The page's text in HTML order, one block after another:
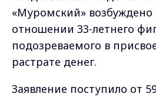
«Муромский» возбуждено
отношении 33-летнего
подозреваемого в
растрате денег.
Заявление поступило от